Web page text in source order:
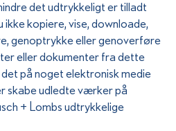
det udtrykkeligt er tilladt
kopiere, vise, downloade,
genoptrykke eller genoverføre
eller dokumenter fra dette
på noget elektronisk medie
skabe udledte værker på
+ Lombs udtrykkelige